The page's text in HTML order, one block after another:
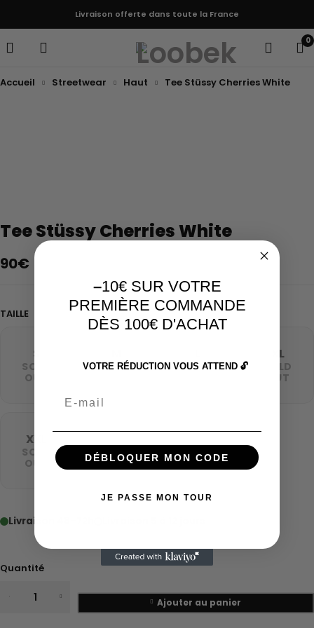
Livraison offerte dans toute la France
0
Accueil Streetwear Haut Tee Stüssy Cherries White
Tee Stüssy Cherries White
90€
TAILLE
S
SOLD
OUT
SOLD
SOLD
XL
SOLD
OUT
XXL
SOLD
OUT
Livraison 48–72h
Quantité
Ajouter au panier
–10€ SUR VOTRE
PREMIÈRE COMMANDE
DÈS 100€ D'ACHAT
VOTRE RÉDUCTION VOUS ATTEND 🔓
DÉBLOQUER MON CODE
JE PASSE MON TOUR